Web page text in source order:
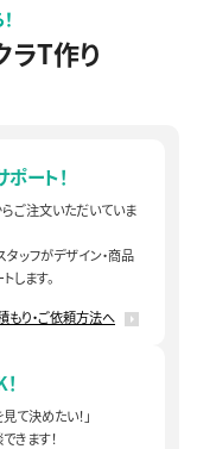
ラT作り
ート！
らご注文いただいていま
ッフがデザイン・商品
します。
もり・ご依頼方法へ
て決めたい！」
きます！